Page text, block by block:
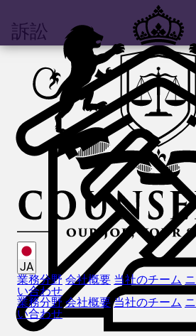
JA
業務分野 会社概要 当社のチーム
い合わせ
業務分野 会社概要 当社のチーム
い合わせ
訴訟